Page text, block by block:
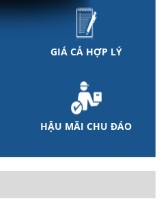
GIÁ CẢ HỢP LÝ
HẬU MÃI CHU ĐÁO